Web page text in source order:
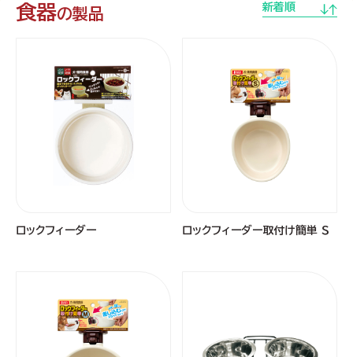
食器の製品 新着順
ロックフィーダー ロックフィーダー取付け簡単 Ｓ